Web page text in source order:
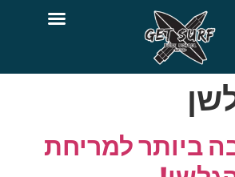
ביותר למריחת